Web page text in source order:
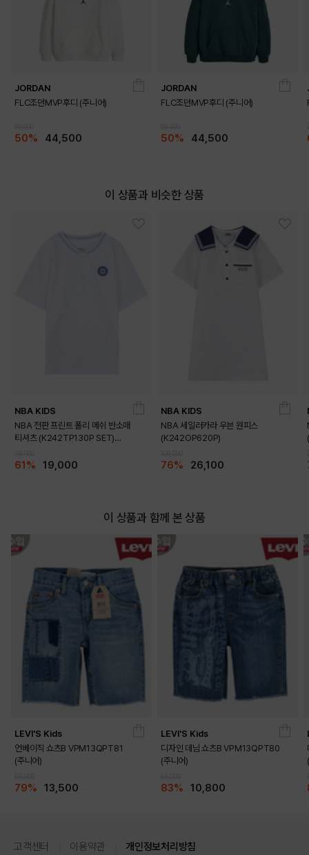
DETAILS
JORDAN
FLC조던MVP후디 (주니어)
50% 44,500
JORDAN
FLC조던MVP후디 (주니어)
50% 44,500
이 상품과 비슷한 상품
NBA KIDS
NBA 전판 프린트 폴리 메쉬 반소매
티셔츠 (K242TP130P SET)
61% 19,000
NBA KIDS
NBA 세일러카라 우븐 원피스
(K242OP620P)
76% 26,100
이 상품과 함께 본 상품
LEVI'S Kids
언베이직 쇼츠B VPM13QPT81
(주니어)
79% 13,500
LEVI'S Kids
디자인 데님 쇼츠B VPM13QPT80
(주니어)
83% 10,800
고객센터 이용약관 개인정보처리방침